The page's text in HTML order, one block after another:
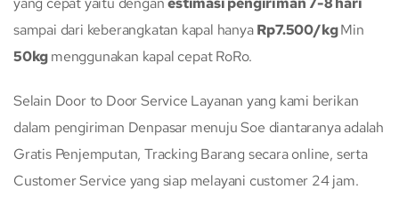
sampai dari keberangkatan kapal hanyaRp7.500/kgMin
50kgmenggunakan kapal cepat RoRo.
Selain Door to Door Service Layanan yang kami berikan
dalam pengiriman Denpasar menuju Soe diantaranya adalah
Gratis Penjemputan, Tracking Barang secara online, serta
Customer Service yang siap melayani customer 24 jam.